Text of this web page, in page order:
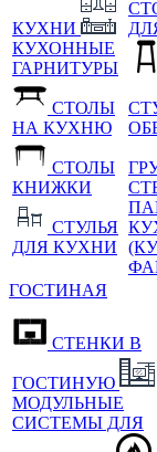
КУХНИ
КУХОННЫЕ
ГАРНИТУРЫ
СТОЛЫ
НА КУХНЮ
СТОЛЫ
КНИЖКИ
СТУЛЬЯ
ДЛЯ КУХНИ
ГОСТИНАЯ
СТЕНКИ В
ГОСТИНУЮ
МОДУЛЬНЫЕ
СИСТЕМЫ ДЛЯ